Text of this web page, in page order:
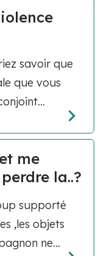
savoir que
que vous
me
la..?
supporté
,les objets
ne...